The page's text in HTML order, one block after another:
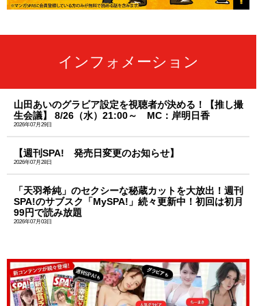
インフォメーション
山田あいのグラビア設定を視聴者が決める！【推し撮
生会議】 8/26（水）21:00～ MC：岸明日香
2026年07月29日
【週刊SPA! 発売日変更のお知らせ】
2026年07月28日
「天羽希純」のセクシーな秘蔵カットを大放出！週刊
SPA!のサブスク「MySPA!」続々更新中！初回は初月
99円で読み放題
2026年07月03日